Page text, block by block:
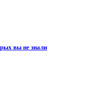
вы не знали